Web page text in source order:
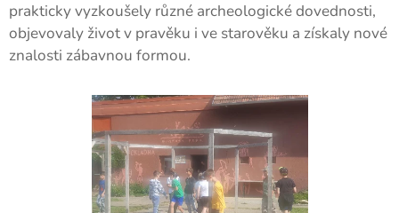
prakticky vyzkoušely různé archeologické dovednosti,
objevovaly život v pravěku i ve starověku a získaly nové
znalosti zábavnou formou.